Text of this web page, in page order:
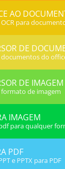
AO
para
DE
do
DE IMAGEM
de imagem
IMAGEM
para qualquer
PDF
e PPTX para PDF